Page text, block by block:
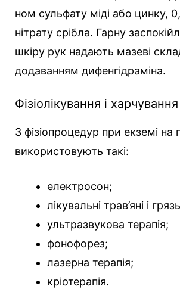
ном сульфату міді або цинку,
нітрату срібла. Гарну
шкіру рук надають мазеві
додаванням дифенгідраміна.
Фізіолікування і харчування
З фізіопроцедур при екземі на
використовують такі:
електросон;
лікувальні трав’яні і
ультразвукова терапія;
фонофорез;
лазерна терапія;
кріотерапія.